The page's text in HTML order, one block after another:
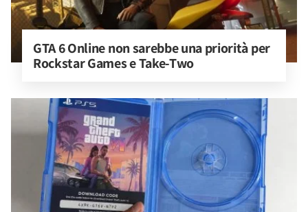
GTA 6 Online non sarebbe una priorità per
Rockstar Games e Take-Two